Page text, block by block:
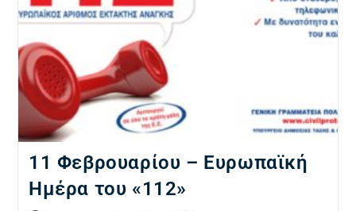
11 Φεβρουαρίου – Ευρωπαϊκή
Ημέρα του «112»